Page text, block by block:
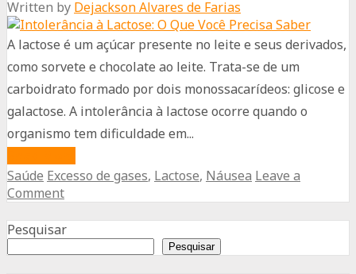
Written by Dejackson Alvares de Farias
A lactose é um açúcar presente no leite e seus derivados,
como sorvete e chocolate ao leite. Trata-se de um
carboidrato formado por dois monossacarídeos: glicose e
galactose. A intolerância à lactose ocorre quando o
organismo tem dificuldade em...
Intolerância
à
Lactose:
O
Saúde Excesso de gases, Lactose, Náusea Leave a
Comment
Pesquisar
Pesquisar